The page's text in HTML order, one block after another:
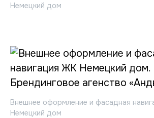
Немецкий дом
Внешнее оформление и фасадная
Немецкий дом